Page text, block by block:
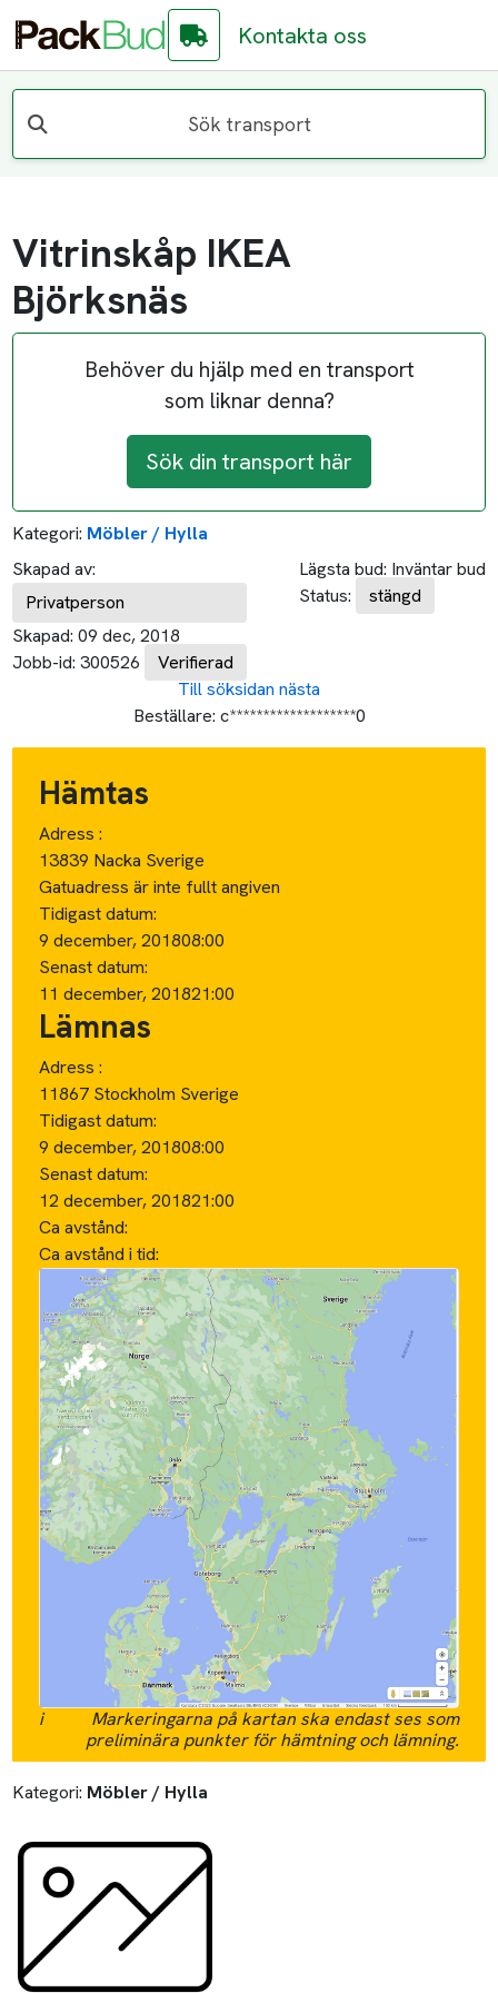
Kontakta oss
Sök transport
Vitrinskåp IKEA
Björksnäs
Behöver du hjälp med en transport
som liknar denna?
Sök din transport här
Kategori: Möbler / Hylla
Skapad av:
Privatperson
Skapad: 09 dec, 2018
Jobb-id: 300526 Verifierad
Lägsta bud: Inväntar bud
Status:
stängd
Till söksidan nästa
Beställare: c*******************0
Hämtas
Adress :
13839 Nacka Sverige
Gatuadress är inte fullt angiven
Tidigast datum:
9 december, 201808:00
Senast datum:
11 december, 201821:00
Lämnas
Adress :
11867 Stockholm Sverige
Tidigast datum:
9 december, 201808:00
Senast datum:
12 december, 201821:00
Ca avstånd:
Ca avstånd i tid:
i
Markeringarna på kartan ska endast ses som
preliminära punkter för hämtning och lämning.
Kategori: Möbler / Hylla